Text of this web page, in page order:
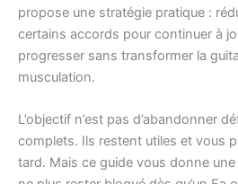
propose une stratégie pratique :
certains accords pour continuer à
progresser sans transformer la
musculation.
L’objectif n’est pas d’abandonner
complets. Ils restent utiles et vous
tard. Mais ce guide vous donne